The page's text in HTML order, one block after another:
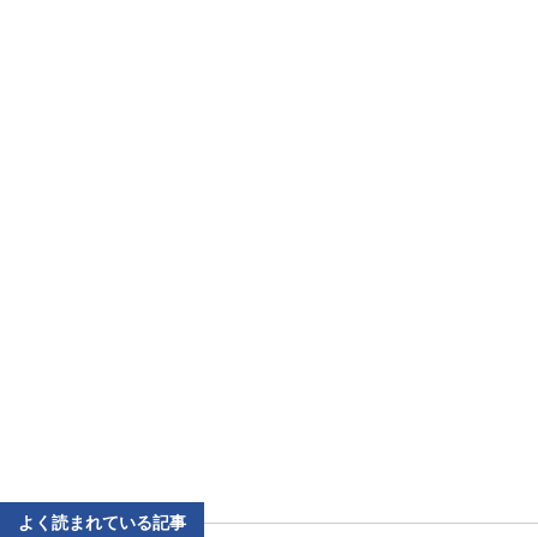
よく読まれている記事